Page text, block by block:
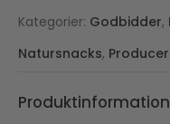
Kategorier: Godbidder,
Natursnacks,